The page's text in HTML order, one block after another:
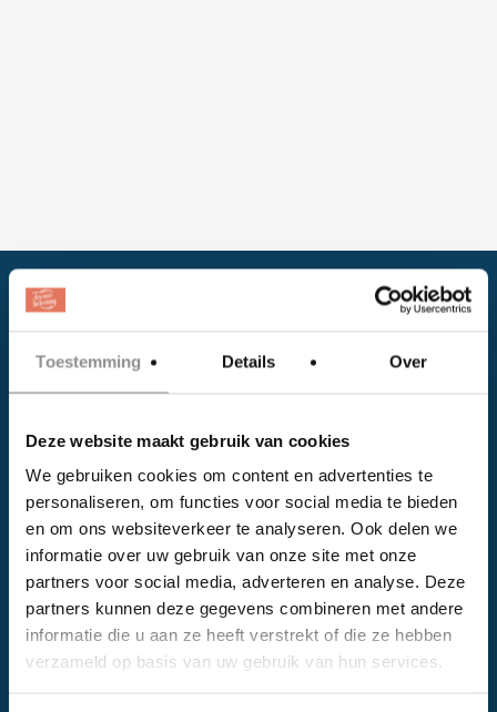
Toestemming Details Over
Deze website maakt gebruik van cookies
We gebruiken cookies om content en advertenties te
personaliseren, om functies voor social media te bieden
en om ons websiteverkeer te analyseren. Ook delen we
informatie over uw gebruik van onze site met onze
partners voor social media, adverteren en analyse. Deze
partners kunnen deze gegevens combineren met andere
informatie die u aan ze heeft verstrekt of die ze hebben
verzameld op basis van uw gebruik van hun services.
Facebook
Instagram
EVENTS
Kalender
Bedrijven